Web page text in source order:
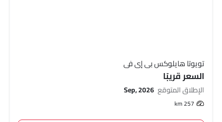
تويوتا هايلوكس بي إي في
السعر قريبًا
الإطلاق المتوقع Sep, 2026
257 km